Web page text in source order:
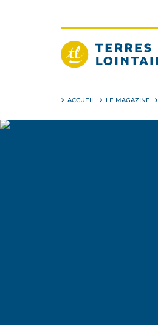
contenu
ACCUEIL LE MAGAZINE